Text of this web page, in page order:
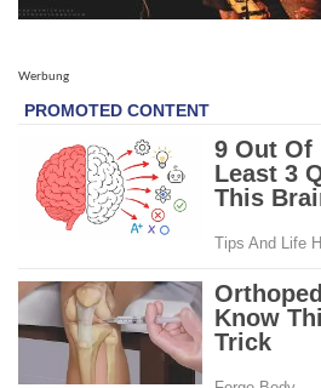
Werbung